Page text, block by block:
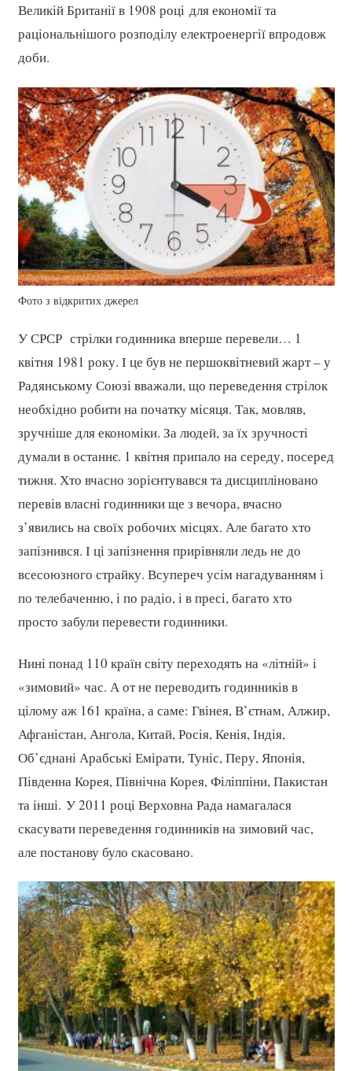
Великій Британії в 1908 році для економії та
раціональнішого розподілу електроенергії впродовж
доби.
Фото з відкритих джерел
У СРСР стрілки годинника вперше перевели… 1
квітня 1981 року. І це був не першоквітневий жарт – у
Радянському Союзі вважали, що переведення стрілок
необхідно робити на початку місяця. Так, мовляв,
зручніше для економіки. За людей, за їх зручності
думали в останнє. 1 квітня припало на середу, посеред
тижня. Хто вчасно зорієнтувався та дисципліновано
перевів власні годинники ще з вечора, вчасно
з’явились на своїх робочих місцях. Але багато хто
запізнився. І ці запізнення прирівняли ледь не до
всесоюзного страйку. Всупереч усім нагадуванням і
по телебаченню, і по радіо, і в пресі, багато хто
просто забули перевести годинники.
Нині понад 110 країн світу переходять на «літній» і
«зимовий» час. А от не переводить годинників в
цілому аж 161 країна, а саме: Гвінея, В’єтнам, Алжир,
Афганістан, Ангола, Китай, Росія, Кенія, Індія,
Об’єднані Арабські Емірати, Туніс, Перу, Японія,
Південна Корея, Північна Корея, Філіппіни, Пакистан
та інші. У 2011 році Верховна Рада намагалася
скасувати переведення годинників на зимовий час,
але постанову було скасовано.